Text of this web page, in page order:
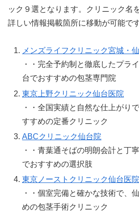
ック９選となります。クリニック名
詳しい情報掲載箇所に移動が可能です
メンズライフクリニック宮城・
・・完全予約制と徹底したプラ
台でおすすめの包茎専門院
東京上野クリニック仙台医院
・・全国実績と自然な仕上がり
すすめの定番クリニック
ABCクリニック仙台院
・・青葉通そばの明朗会計と丁
でおすすめの選択肢
東京ノーストクリニック仙台医院
・・個室完備と確かな技術で、
めの包茎手術クリニック